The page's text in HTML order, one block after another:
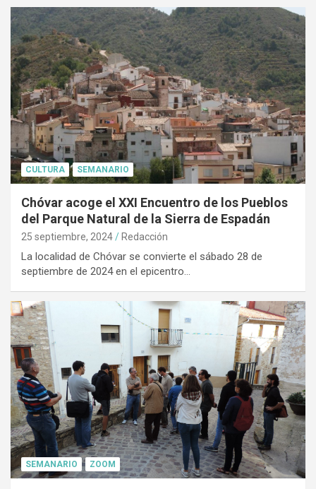
CULTURA SEMANARIO
Chóvar acoge el XXI Encuentro de los Pueblos
del Parque Natural de la Sierra de Espadán
25 septiembre, 2024 Redacción
La localidad de Chóvar se convierte el sábado 28 de
septiembre de 2024 en el epicentro…
SEMANARIO ZOOM